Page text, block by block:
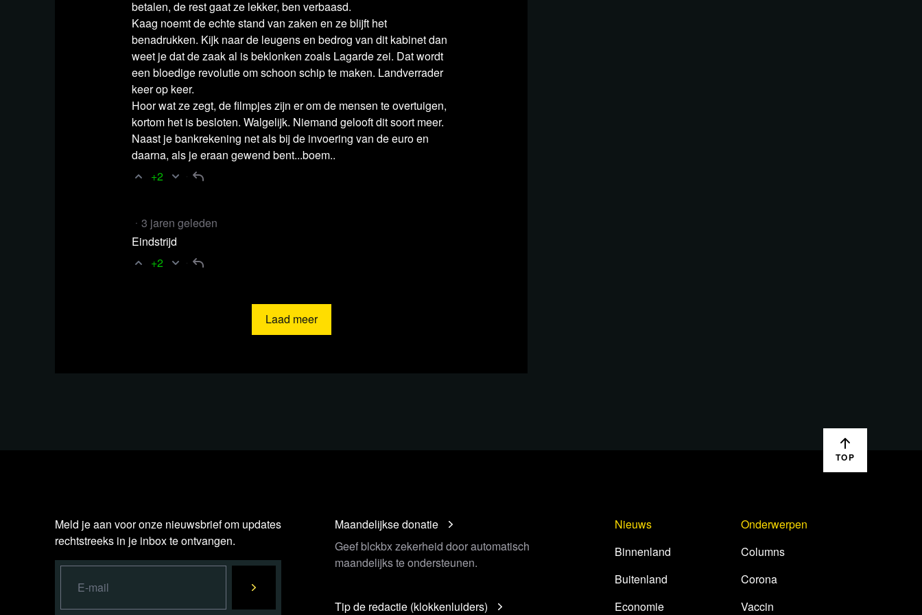
Frankrijk. Dit heeft helaas tot gevolg dat alle blckbx-uitzendingen via Rumble niet
te zien zullen zien voor kijkers uit Frankrijk.
Als alternatief kunnen de blckbx-uitzendingen bekeken worden via het
kanaal van blckbx.
Bekijk de livestream van Debat Direct (vanaf 14:00)
NU!
betalen, de rest gaat ze lekker, ben verbaasd.
Kaag noemt de echte stand van zaken en ze blijft het
benadrukken. Kijk naar de leugens en bedrog van dit kabinet dan
weet je dat de zaak al is beklonken zoals Lagarde zei. Dat wordt
een bloedige revolutie om schoon schip te maken. Landverrader
keer op keer.
Hoor wat ze zegt, de filmpjes zijn er om de mensen te overtuigen,
kortom het is besloten. Walgelijk. Niemand gelooft dit soort meer.
Naast je bankrekening net als bij de invoering van de euro en
daarna, als je eraan gewend bent...boem..
+2
3 jaren geleden
Eindstrijd
+2
Laad meer
TOP
Meld je aan voor onze nieuwsbrief om updates
rechtstreeks in je inbox te ontvangen.
Maandelijkse donatie
Geef blckbx zekerheid door automatisch
maandelijks te ondersteunen.
Tip de redactie (klokkenluiders)
Nieuws
Binnenland
Buitenland
Economie
Onderwerpen
Columns
Corona
Vaccin